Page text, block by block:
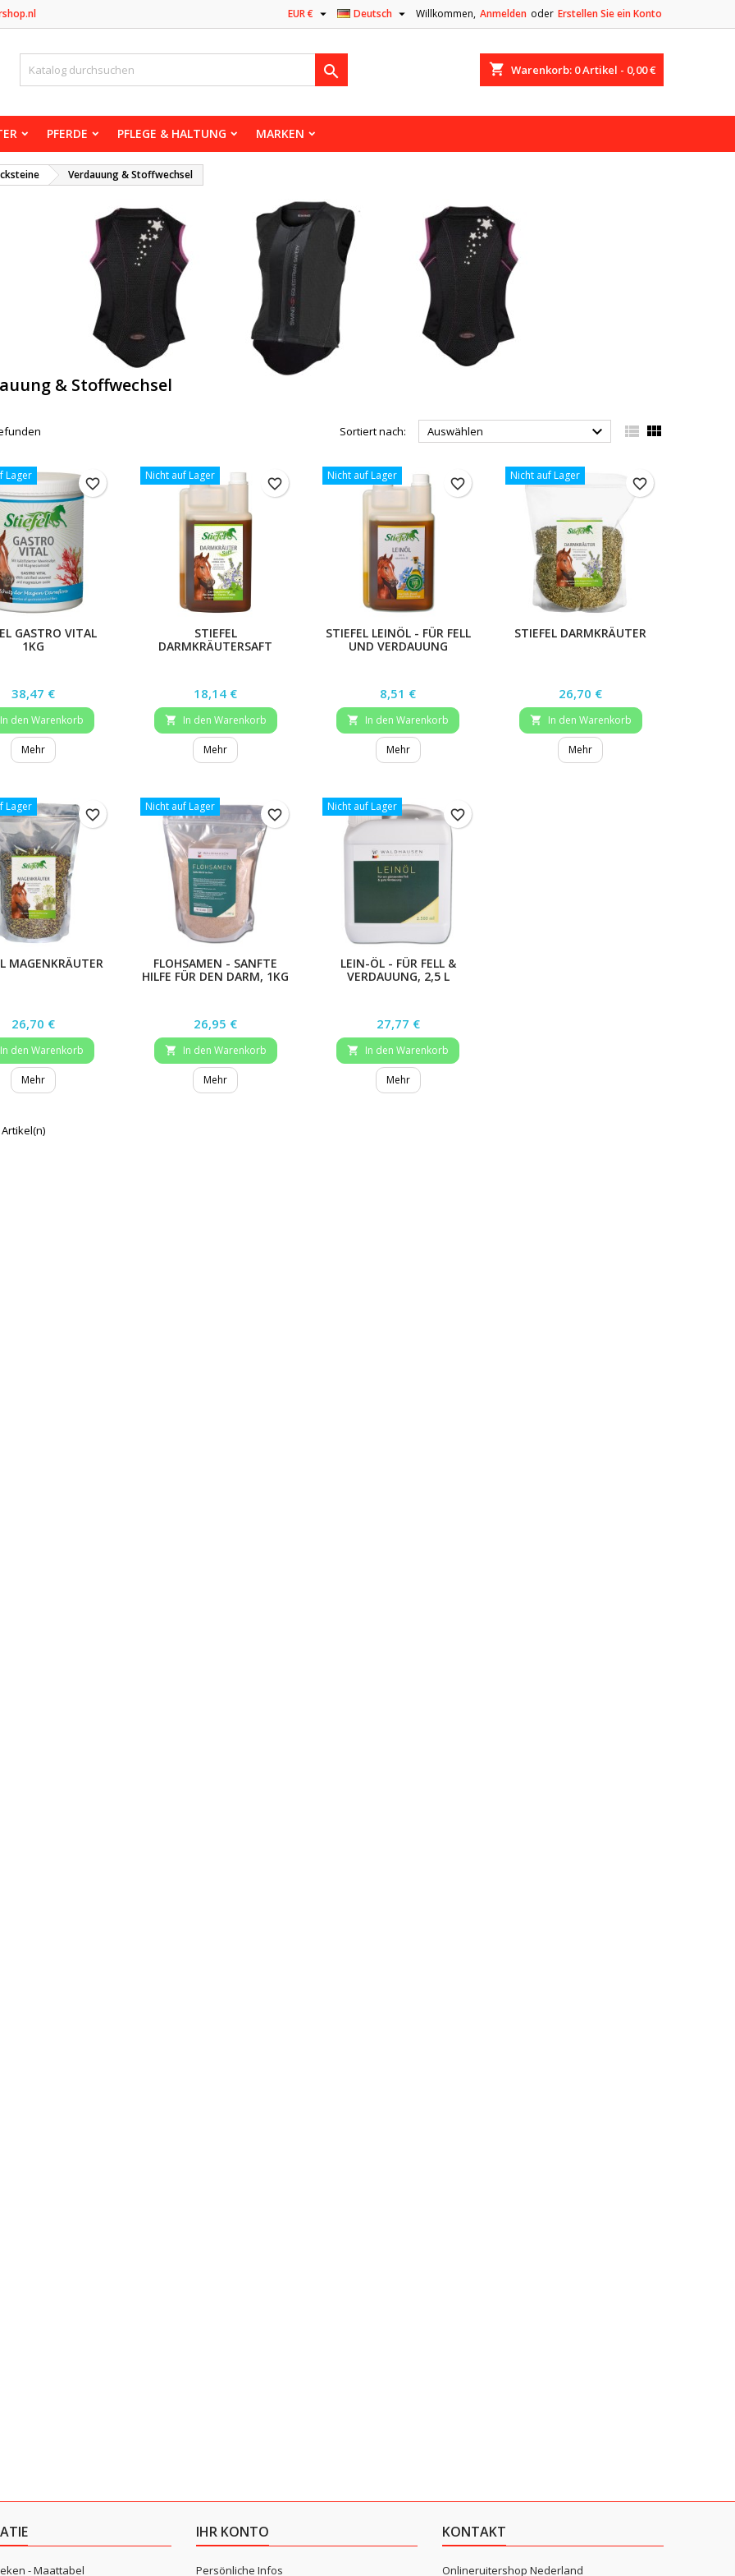
Willkommen, Anmelden oder Erstellen Sie ein Konto
Deutsch 
EUR € 
shopping_cart Warenkorb: 0Artikel - 0,00 €

PFERDE PFLEGE & HALTUNG MARKEN
Verdauung & Stoffwechsel
& Stoffwechsel
Sortiert nach: Auswählen   
Lager
GASTRO VITAL
1KG
Preis
38,47 €
In den Warenkorb
Mehr
favorite_border
Nicht auf Lager
STIEFEL
DARMKRÄUTERSAFT
Preis
18,14 €
 In den Warenkorb
Mehr
favorite_border
Nicht auf Lager
STIEFEL LEINÖL - FÜR FELL
UND VERDAUUNG
Preis
8,51 €
 In den Warenkorb
Mehr
favorite_border
Nicht auf Lager
STIEFEL DARMKRÄUTER
Preis
26,70 €
 In den Warenkorb
Mehr
favorite_border
Lager
MAGENKRÄUTER
Preis
26,70 €
In den Warenkorb
Mehr
favorite_border
Nicht auf Lager
FLOHSAMEN - SANFTE
HILFE FÜR DEN DARM, 1KG
Preis
26,95 €
 In den Warenkorb
Mehr
favorite_border
Nicht auf Lager
LEIN-ÖL - FÜR FELL &
VERDAUUNG, 2,5 L
Preis
27,77 €
 In den Warenkorb
Mehr
favorite_border
Artikel(n)
- Maattabel
IHR KONTO
Persönliche Infos
KONTAKT
Onlineruitershop Nederland